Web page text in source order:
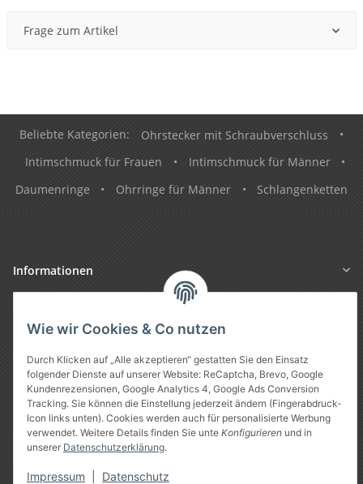
Wie wir Cookies & Co nutzen
Durch Klicken auf „Alle akzeptieren“ gestatten Sie den Einsatz
folgender Dienste auf unserer Website: ReCaptcha, Brevo, Google
Kundenrezensionen, Google Analytics 4, Google Ads Conversion
Tracking. Sie können die Einstellung jederzeit ändern (Fingerabdruck-
Icon links unten). Cookies werden auch für personalisierte Werbung
verwendet. Weitere Details finden Sie unte Konfigurieren und in
unserer Datenschutzerklärung.
Impressum Datenschutz
Frage zum Artikel
Beliebte Kategorien: Ohrstecker mit Schraubverschluss
•
Intimschmuck für Frauen
• Intimschmuck für Männer
•
Daumenringe
• Ohrringe für Männer • Schlangenketten
Informationen
Vertrag widerrufen